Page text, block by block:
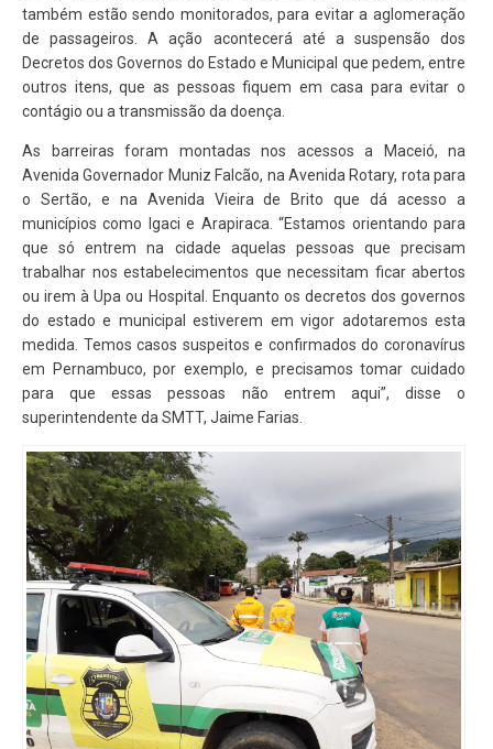
também estão sendo monitorados, para evitar a aglomeração
de passageiros. A ação acontecerá até a suspensão dos
Decretos dos Governos do Estado e Municipal que pedem, entre
outros itens, que as pessoas fiquem em casa para evitar o
contágio ou a transmissão da doença.
As barreiras foram montadas nos acessos a Maceió, na
Avenida Governador Muniz Falcão, na Avenida Rotary, rota para
o Sertão, e na Avenida Vieira de Brito que dá acesso a
municípios como Igaci e Arapiraca. “Estamos orientando para
que só entrem na cidade aquelas pessoas que precisam
trabalhar nos estabelecimentos que necessitam ficar abertos
ou irem à Upa ou Hospital. Enquanto os decretos dos governos
do estado e municipal estiverem em vigor adotaremos esta
medida. Temos casos suspeitos e confirmados do coronavírus
em Pernambuco, por exemplo, e precisamos tomar cuidado
para que essas pessoas não entrem aqui”, disse o
superintendente da SMTT, Jaime Farias.